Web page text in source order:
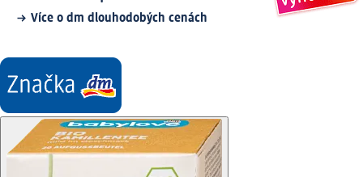
Více o dm dlouhodobých cenách